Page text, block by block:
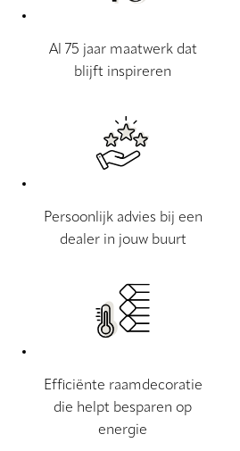
Al 75 jaar maatwerk dat
blijft inspireren
Persoonlijk advies bij een
dealer in jouw buurt
Efficiënte raamdecoratie
die helpt besparen op
energie